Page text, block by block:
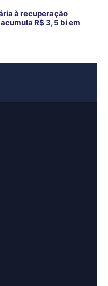
à recuperação
R$ 3,5 bi em